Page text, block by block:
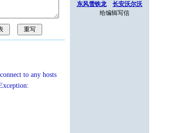
to any hosts
东风雪铁龙
长安沃尔沃
给编辑写信